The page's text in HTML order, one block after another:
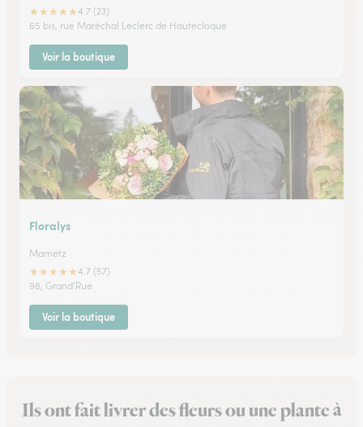
★★★★★4.7 (23)
65 bis, rue Maréchal Leclerc de Hautecloque
Voir la boutique
Floralys
Mametz
★★★★★4.7 (57)
98, Grand'Rue
Voir la boutique
Ils ont fait livrer des fleurs ou une plante à